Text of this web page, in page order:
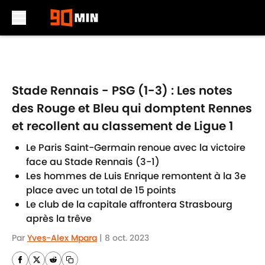
Stade Rennais - PSG (1-3) : Les notes
des Rouge et Bleu qui domptent Rennes
et recollent au classement de Ligue 1
Le Paris Saint-Germain renoue avec la victoire
face au Stade Rennais (3-1)
Les hommes de Luis Enrique remontent à la 3e
place avec un total de 15 points
Le club de la capitale affrontera Strasbourg
après la trêve
Par Yves-Alex Mpara | 8 oct. 2023